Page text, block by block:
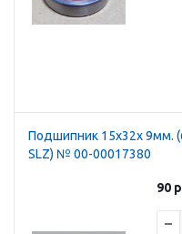
Подшипник 15х32х 9мм.
SLZ) № 00-00017380
90